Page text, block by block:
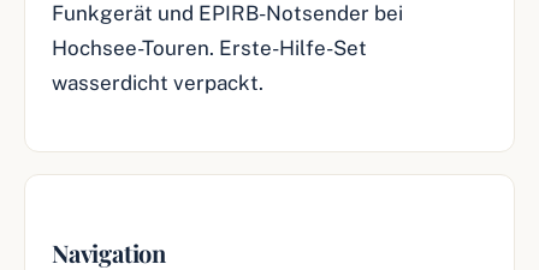
Funkgerät und EPIRB-Notsender bei
Hochsee-Touren. Erste-Hilfe-Set
wasserdicht verpackt.
Navigation